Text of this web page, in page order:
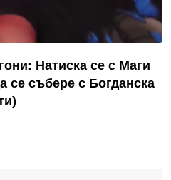
Натиска се с Маги
се събере с Богданска